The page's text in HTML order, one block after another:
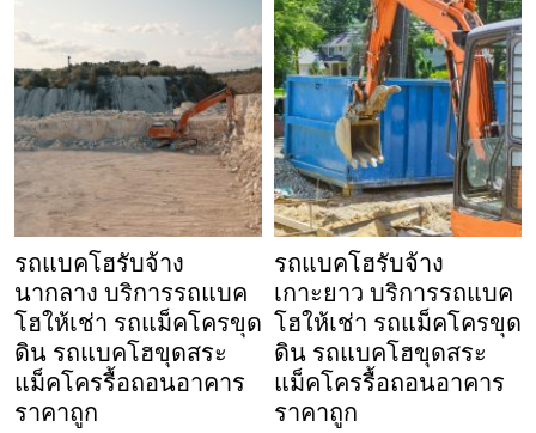
รถแบคโฮรับจ้าง
นากลาง บริการรถแบค
โฮให้เช่า รถแม็คโครขุด
ดิน รถแบคโฮขุดสระ
แม็คโครรื้อถอนอาคาร
ราคาถูก
รถแบคโฮรับจ้าง
เกาะยาว บริการรถแบค
โฮให้เช่า รถแม็คโครขุด
ดิน รถแบคโฮขุดสระ
แม็คโครรื้อถอนอาคาร
ราคาถูก